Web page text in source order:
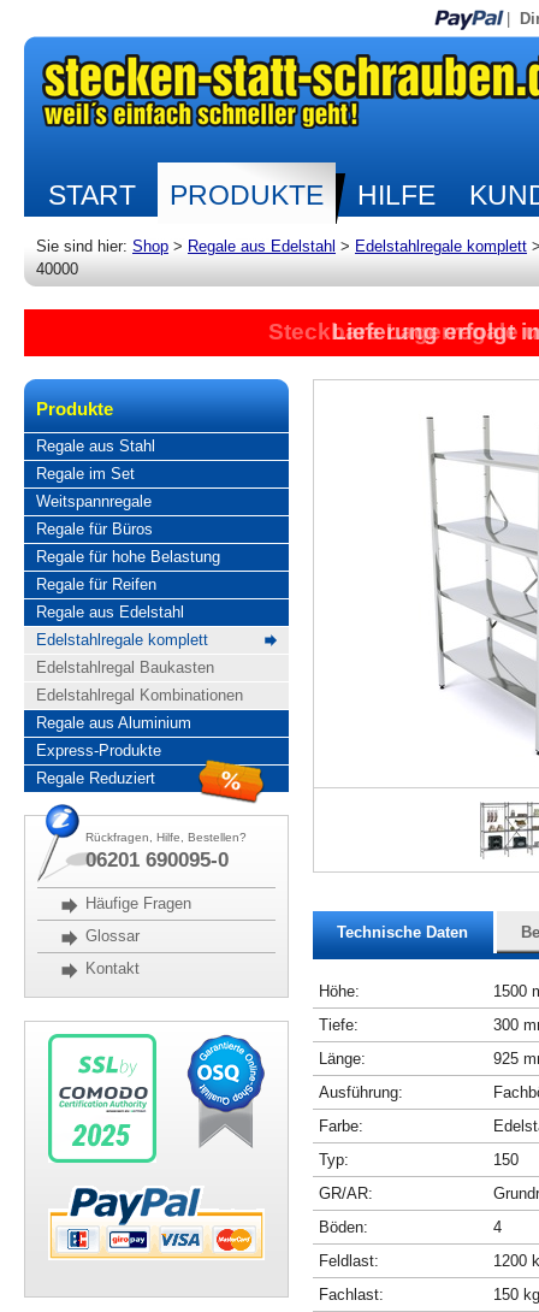
START PRODUKTE HILFE
Sie sind hier: Shop > Regale aus Edelstahl > Edelstahlregale komplett
40000
Steckbare Lagerregale
Lieferung erfolgt
Produkte
Regale aus Stahl
Regale im Set
Weitspannregale
Regale für Büros
Regale für hohe Belastung
Regale für Reifen
Regale aus Edelstahl
Edelstahlregale komplett
Edelstahlregal Baukasten
Edelstahlregal Kombinationen
Regale aus Aluminium
Express-Produkte
Regale Reduziert
Rückfragen, Hilfe, Bestellen?
06201 690095-0
Häufige Fragen
Glossar
Kontakt
Technische Daten
Höhe:
1500
Tiefe:
300
Länge:
925
Ausführung:
Farbe:
Typ:
150
GR/AR:
Böden:
4
Feldlast:
1200
Fachlast:
150 kg